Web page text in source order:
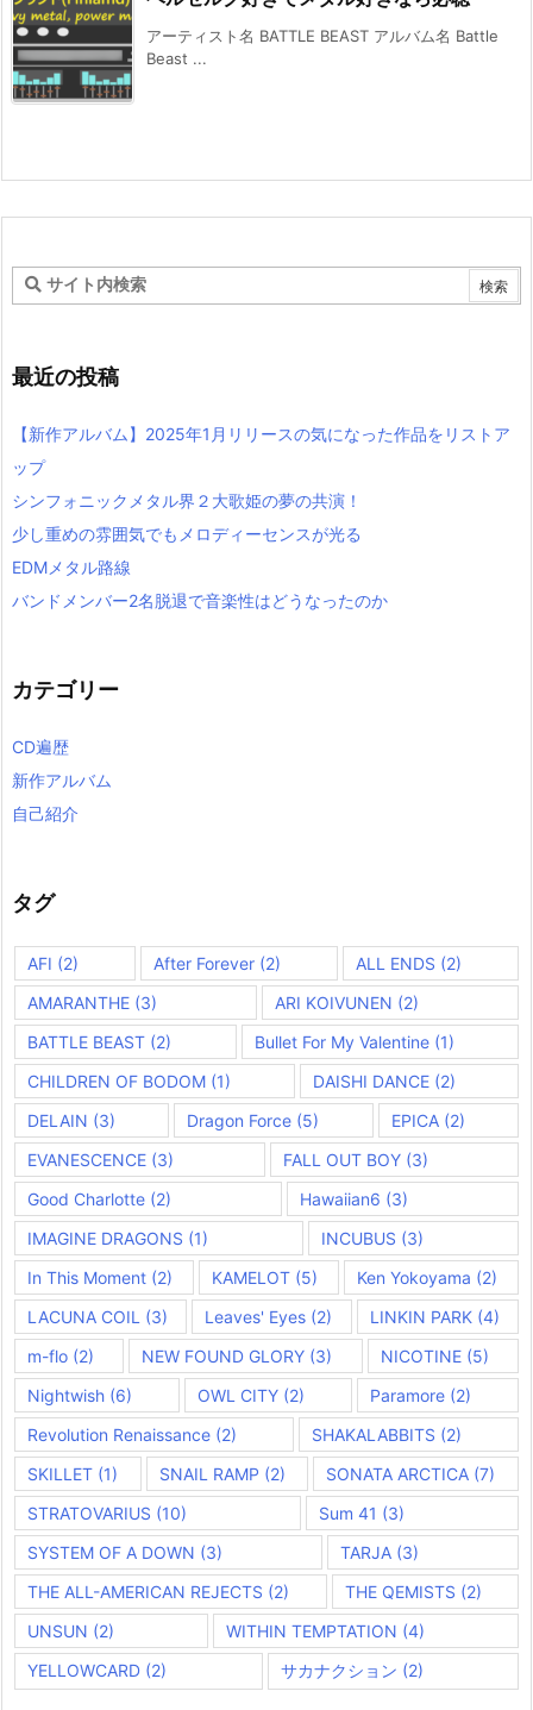
アーティスト名 BATTLE BEAST アルバム名 Battle
Beast ...
最近の投稿
【新作アルバム】2025年1月リリースの気になった作品をリストア
ップ
シンフォニックメタル界２大歌姫の夢の共演！
少し重めの雰囲気でもメロディーセンスが光る
EDMメタル路線
バンドメンバー2名脱退で音楽性はどうなったのか
カテゴリー
CD遍歴
新作アルバム
自己紹介
タグ
AFI (2) After Forever (2) ALL ENDS (2)
AMARANTHE (3) ARI KOIVUNEN (2)
BATTLE BEAST (2) Bullet For My Valentine(1)
CHILDREN OF BODOM (1) DAISHI DANCE(2)
DELAIN (3) Dragon Force (5) EPICA(2)
EVANESCENCE (3) FALL OUT BOY(3)
Good Charlotte (2) Hawaiian6 (3)
IMAGINE DRAGONS (1) INCUBUS (3)
In This Moment (2) KAMELOT (5) Ken Yokoyama (2)
LACUNA COIL (3) Leaves' Eyes (2) LINKIN PARK(4)
m-flo (2) NEW FOUND GLORY (3) NICOTINE(5)
Nightwish (6) OWL CITY (2) Paramore (2)
Revolution Renaissance (2) SHAKALABBITS (2)
SKILLET (1) SNAIL RAMP (2) SONATA ARCTICA (7)
STRATOVARIUS (10) Sum 41 (3)
SYSTEM OF A DOWN (3) TARJA (3)
THE ALL-AMERICAN REJECTS (2) THE QEMISTS (2)
UNSUN (2) WITHIN TEMPTATION (4)
YELLOWCARD (2) サカナクション (2)